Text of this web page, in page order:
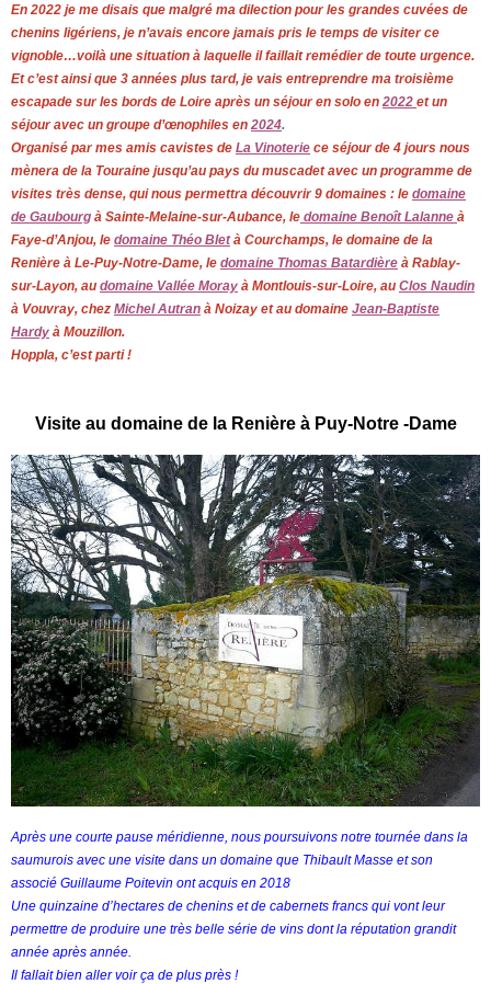
En 2022 je me disais que malgré ma dilection pour les grandes cuvées de
chenins ligériens, je n’avais encore jamais pris le temps de visiter ce
vignoble…voilà une situation à laquelle il faillait remédier de toute urgence.
Et c’est ainsi que 3 années plus tard, je vais entreprendre ma troisième
escapade sur les bords de Loire après un séjour en solo en 2022 et un
séjour avec un groupe d’œnophiles en 2024.
Organisé par mes amis cavistes de La Vinoterie ce séjour de 4 jours nous
mènera de la Touraine jusqu’au pays du muscadet avec un programme de
visites très dense, qui nous permettra découvrir 9 domaines : le domaine
de Gaubourg à Sainte-Melaine-sur-Aubance, le domaine Benoît Lalanne à
Faye-d’Anjou, le domaine Théo Bletà Courchamps, le domaine de la
Renière à Le-Puy-Notre-Dame, le domaine Thomas Batardière à Rablay-
sur-Layon, au domaine Vallée Moray à Montlouis-sur-Loire, au Clos Naudin
à Vouvray, chez Michel Autran à Noizay et au domaine Jean-Baptiste
Hardy à Mouzillon.
Hoppla, c’est parti !
Visite au domaine de la Renière à Puy-Notre -Dame
Après une courte pause méridienne, nous poursuivons notre tournée dans la
saumurois avec une visite dans un domaine que Thibault Masse et son
associé Guillaume Poitevin ont acquis en 2018
Une quinzaine d’hectares de chenins et de cabernets francs qui vont leur
permettre de produire une très belle série de vins dont la réputation grandit
année après année.
Il fallait bien aller voir ça de plus près !